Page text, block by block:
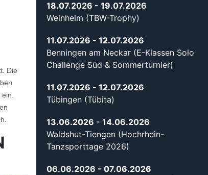
Die
ein.
18.07.2026 - 19.07.2026
Weinheim (TBW-Trophy)
11.07.2026 - 12.07.2026
Benningen am Neckar (E-Klassen Solo
Challenge Süd & Sommerturnier)
11.07.2026 - 12.07.2026
Tübingen (Tübita)
13.06.2026 - 14.06.2026
Waldshut-Tiengen (Hochrhein-
Tanzsporttage 2026)
06.06.2026 - 07.06.2026